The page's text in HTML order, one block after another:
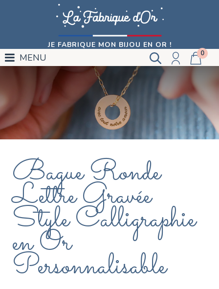
JE FABRIQUE MON BIJOU EN OR !
0
MENU
Bague Ronde
Lettre Gravée
Style Calligraphie
en Or
Personnalisable